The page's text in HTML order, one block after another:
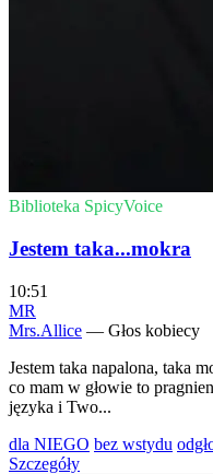
Biblioteka SpicyVoice
Jestem taka...mokra
10:51
MR
Mrs.Allice — Głos kobiecy
Jestem taka napalona, taka
co mam w głowie to
języka i Two...
dla NIEGO bez wstydu
Szczegóły